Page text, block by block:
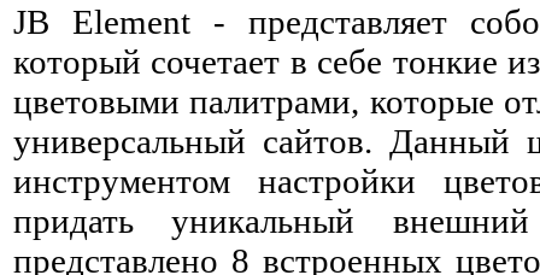
JB Element - представляет
который сочетает в себе тонкие
цветовыми палитрами, которые
универсальный сайтов. Данный
инструментом настройки
придать уникальный
представлено 8 встроенных